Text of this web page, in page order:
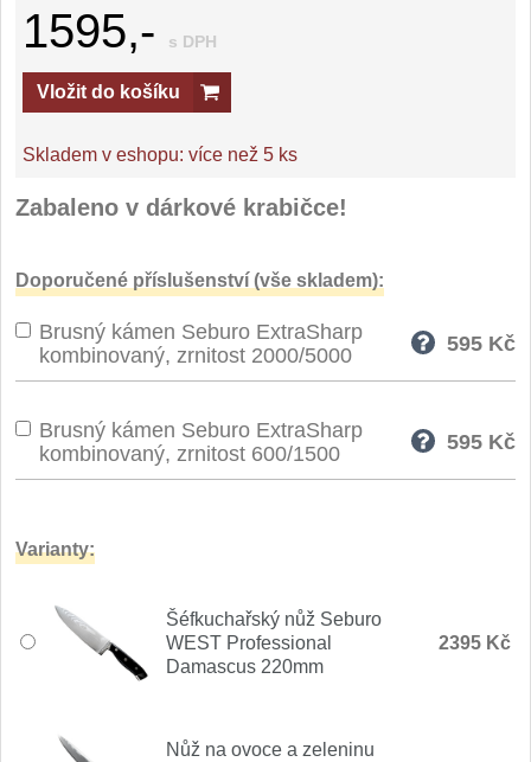
1595,- s DPH
Vložit do košíku
Skladem v eshopu: více než 5 ks
Zabaleno v dárkové krabičce!
Doporučené příslušenství (vše skladem):
Brusný kámen Seburo ExtraSharp
kombinovaný, zrnitost 2000/5000
595 Kč
Brusný kámen Seburo ExtraSharp
kombinovaný, zrnitost 600/1500
595 Kč
Varianty:
Šéfkuchařský nůž Seburo
WEST Professional
Damascus 220mm
2395 Kč
Nůž na ovoce a zeleninu